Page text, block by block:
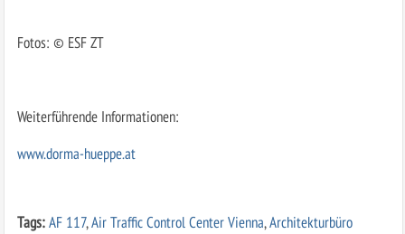
Fotos: © ESF ZT
Weiterführende Informationen:
www.dorma-hueppe.at
Tags:AF 117,Air Traffic Control Center Vienna,Architekturbüro